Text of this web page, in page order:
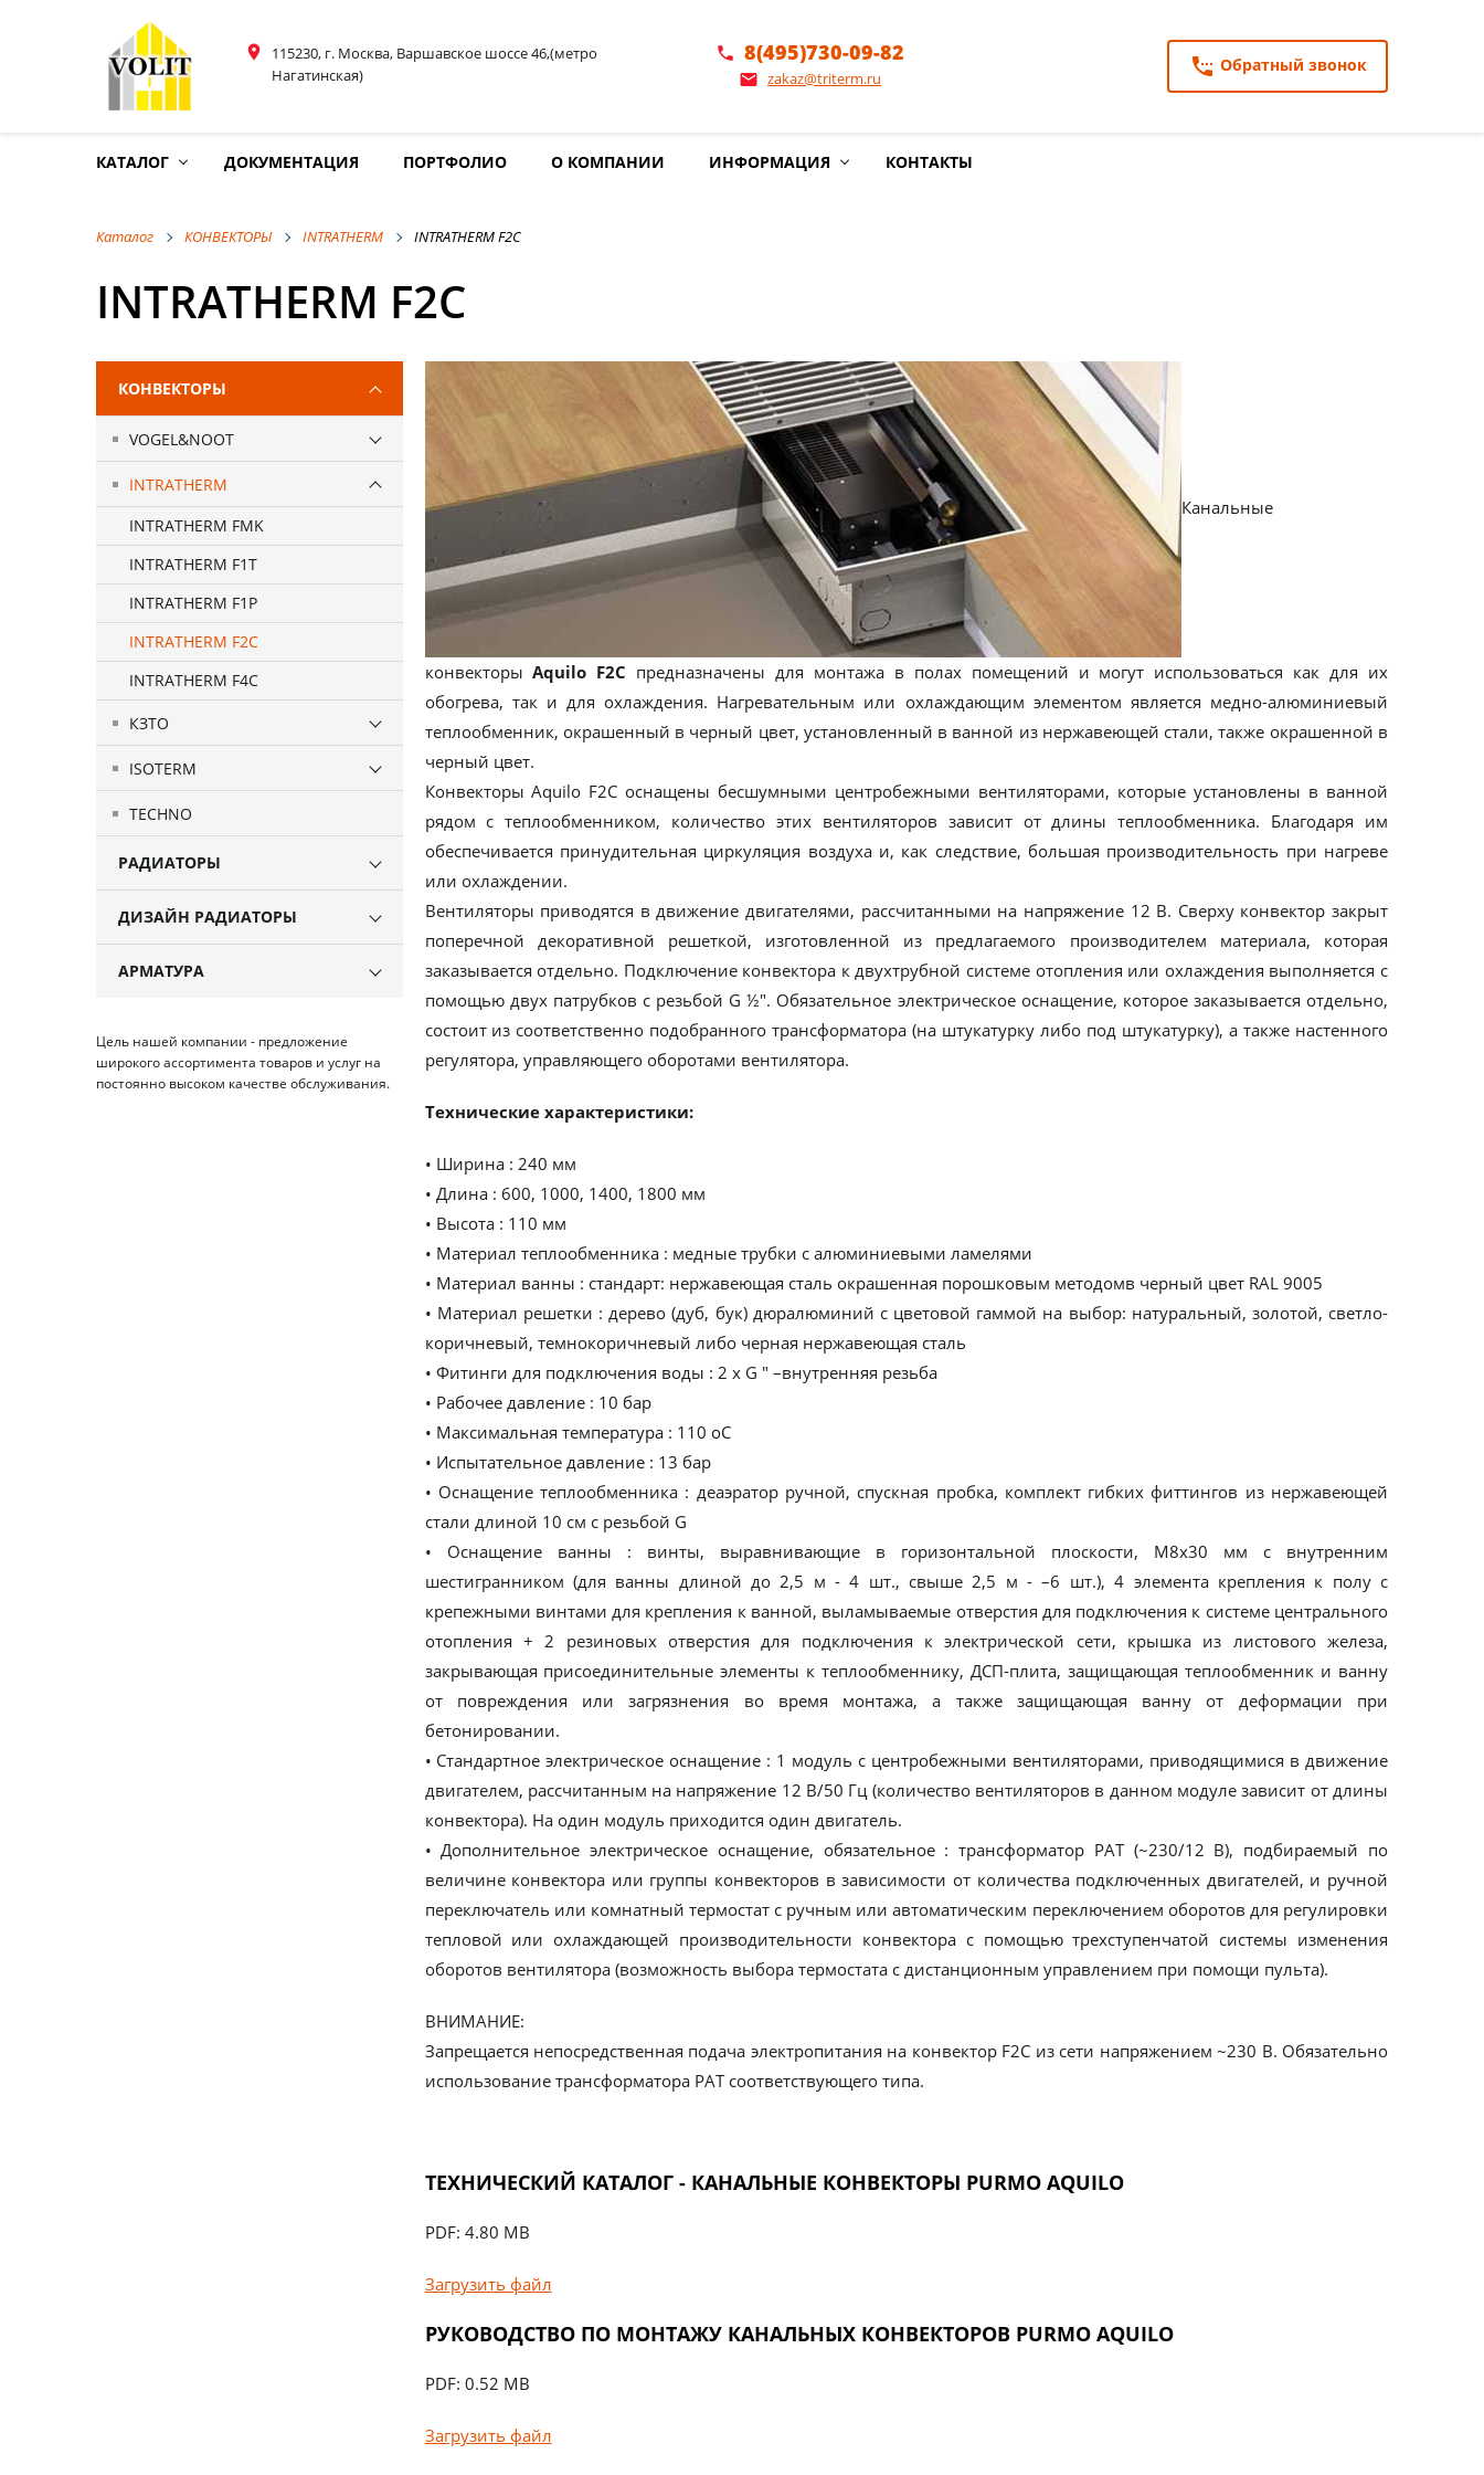
settings_phone Обратный звонок
place
115230, г. Москва, Варшавское шоссе 46,(метро
Нагатинская)
phone 8(495)730-09-82
email zakaz@triterm.ru
КАТАЛОГ ДОКУМЕНТАЦИЯ ПОРТФОЛИО О КОМПАНИИ ИНФОРМАЦИЯ КОНТАКТЫ
Каталог КОНВЕКТОРЫ INTRATHERM INTRATHERM F2C
INTRATHERM F2C
КОНВЕКТОРЫ
VOGEL&NOOT
INTRATHERM
INTRATHERM FMK
INTRATHERM F1T
INTRATHERM F1P
INTRATHERM F2C
INTRATHERM F4C
КЗТО
ISOTERM
TECHNO
РАДИАТОРЫ
ДИЗАЙН РАДИАТОРЫ
АРМАТУРА
Цель нашей компании - предложение
широкого ассортимента товаров и услуг на
постоянно высоком качестве обслуживания.
Канальные
конвекторыAquilo F2C предназначены для монтажа в полах помещений и могут использоваться как для их
обогрева, так и для охлаждения. Нагревательным или охлаждающим элементом является медно-алюминиевый
теплообменник, окрашенный в черный цвет, установленный в ванной из нержавеющей стали, также окрашенной в
черный цвет.
Конвекторы Aquilo F2C оснащены бесшумными центробежными вентиляторами, которые установлены в ванной
рядом с теплообменником, количество этих вентиляторов зависит от длины теплообменника. Благодаря им
обеспечивается принудительная циркуляция воздуха и, как следствие, большая производительность при нагреве
или охлаждении.
Вентиляторы приводятся в движение двигателями, рассчитанными на напряжение 12 В. Сверху конвектор закрыт
поперечной декоративной решеткой, изготовленной из предлагаемого производителем материала, которая
заказывается отдельно. Подключение конвектора к двухтрубной системе отопления или охлаждения выполняется с
помощью двух патрубков с резьбой G ½". Обязательное электрическое оснащение, которое заказывается отдельно,
состоит из соответственно подобранного трансформатора (на штукатурку либо под штукатурку), а также настенного
регулятора, управляющего оборотами вентилятора.
Технические характеристики:
• Ширина : 240 мм
• Длина : 600, 1000, 1400, 1800 мм
• Высота : 110 мм
• Материал теплообменника : медные трубки с алюминиевыми ламелями
• Материал ванны : стандарт: нержавеющая сталь окрашенная порошковым методомв черный цвет RAL 9005
• Материал решетки : дерево (дуб, бук) дюралюминий с цветовой гаммой на выбор: натуральный, золотой, светло-
коричневый, темнокоричневый либо черная нержавеющая сталь
• Фитинги для подключения воды : 2 x G " –внутренняя резьба
• Рабочее давление : 10 бар
• Максимальная температура : 110 oC
• Испытательное давление : 13 бар
• Оснащение теплообменника : деаэратор ручной, спускная пробка, комплект гибких фиттингов из нержавеющей
стали длиной 10 см с резьбой G
• Оснащение ванны : винты, выравнивающие в горизонтальной плоскости, M8x30 мм с внутренним
шестигранником (для ванны длиной до 2,5 м - 4 шт., свыше 2,5 м - –6 шт.), 4 элемента крепления к полу c
крепежными винтами для крепления к ванной, выламываемые отверстия для подключения к системе центрального
отопления + 2 резиновых отверстия для подключения к электрической сети, крышка из листового железа,
закрывающая присоединительные элементы к теплообменнику, ДСП-плита, защищающая теплообменник и ванну
от повреждения или загрязнения во время монтажа, a также защищающая ванну от деформации при
бетонировании.
• Стандартное электрическое оснащение : 1 модуль с центробежными вентиляторами, приводящимися в движение
двигателем, рассчитанным на напряжение 12 В/50 Гц (количество вентиляторов в данном модуле зависит от длины
конвектора). На один модуль приходится один двигатель.
• Дополнительное электрическое оснащение, обязательное : трансформатор PAT (~230/12 В), подбираемый по
величине конвектора или группы конвекторов в зависимости от количества подключенных двигателей, и ручной
переключатель или комнатный термостат с ручным или автоматическим переключением оборотов для регулировки
тепловой или охлаждающей производительности конвектора с помощью трехступенчатой системы изменения
оборотов вентилятора (возможность выбора термостата с дистанционным управлением при помощи пульта).
ВНИМАНИЕ:
Запрещается непосредственная подача электропитания на конвектор F2C из сети напряжением ~230 В. Обязательно
использование трансформатора PAT соответствующего типа.
ТЕХНИЧЕСКИЙ КАТАЛОГ - КАНАЛЬНЫЕ КОНВЕКТОРЫ PURMO AQUILO
PDF: 4.80 MB
Загрузить файл
РУКОВОДСТВО ПО МОНТАЖУ КАНАЛЬНЫХ КОНВЕКТОРОВ PURMO AQUILO
PDF: 0.52 MB
Загрузить файл